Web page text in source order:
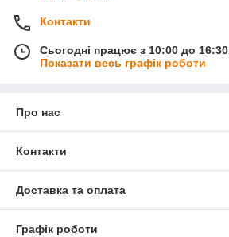
Контакти
Сьогодні працює з 10:00 до 16:30
Показати весь графік роботи
Про нас
Контакти
Доставка та оплата
Графік роботи